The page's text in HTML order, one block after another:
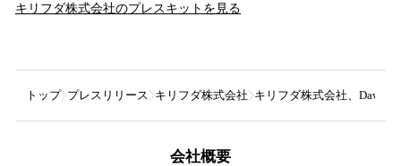
キリフダ株式会社のプレスキットを見る
トップ プレスリリース キリフダ株式会社 キリフダ株式会社、Dawn
会社概要